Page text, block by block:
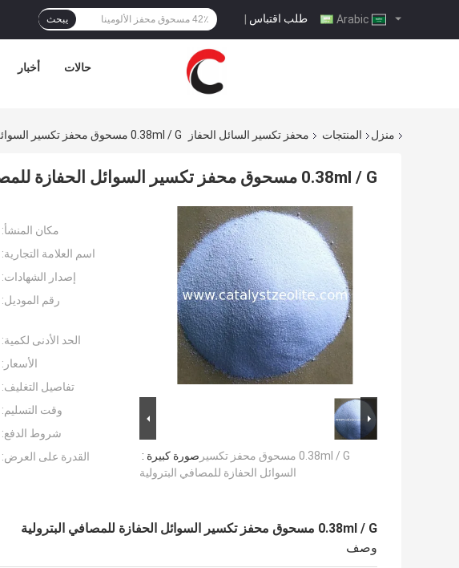
طلب اقتباس | يبحث
أخبار حالات
منزل المنتجات محفز تكسير السائل الحفاز 0.38ml / G مسحوق محفز تكسير السوائل الحفازة للمصافي البترولية
0.38ml / G مسحوق محفز تكسير السوائل الحفازة للمصافي البترولية
صورة كبيرة : 0.38ml / G مسحوق محفز تكسير
السوائل الحفازة للمصافي البترولية
مكان المنشأ:
اسم العلامة التجارية:
إصدار الشهادات:
رقم الموديل:
الحد الأدنى لكمية:
الأسعار:
تفاصيل التغليف:
وقت التسليم:
شروط الدفع:
القدرة على العرض:
0.38ml / G مسحوق محفز تكسير السوائل الحفازة للمصافي البترولية
وصف